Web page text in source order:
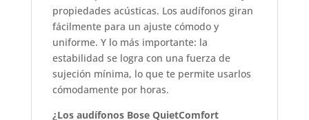
propiedades acústicas. Los audífonos giran
fácilmente para un ajuste cómodo y
uniforme. Y lo más importante: la
estabilidad se logra con una fuerza de
sujeción mínima, lo que te permite usarlos
cómodamente por horas.
¿Los audífonos Bose QuietComfort